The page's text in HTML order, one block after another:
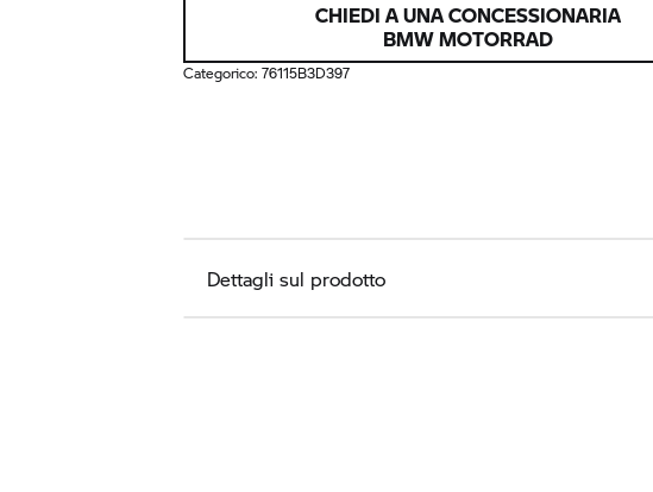
CHIEDI A UNA CONCESSIONARIA
BMW MOTORRAD
Categorico:76115B3D397
Dettagli sul prodotto